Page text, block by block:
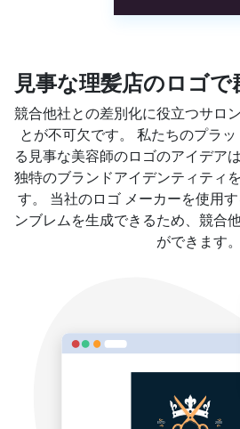
見事な理髪店のロゴで
競合他社との差別化に役立つサロ
とが不可欠です。 私たちのプラ
る見事な美容師のロゴのアイデア
独特のブランドアイデンティティ
す。 当社のロゴ メーカーを使用
ンブレムを生成できるため、競合
ができます。